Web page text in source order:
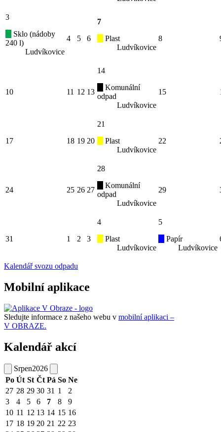
3
Sklo (nádoby
240 l)
Ludvíkovice
4 5 6
7
Plast
Ludvíkovice
8
10 11 12 13
14
Komunální
odpad
Ludvíkovice
15
17 18 19 20
21
Plast
Ludvíkovice
22
24 25 26 27
28
Komunální
odpad
Ludvíkovice
29
31 1 2 3
4
Plast
Ludvíkovice
5
Papír
Ludvíkovice
Kalendář svozu odpadu
Mobilní aplikace
Sledujte informace z našeho webu v mobilní aplikaci –
V OBRAZE.
Kalendář akcí
Srpen2026
Po Út St Čt Pá So Ne
27 28 29 30 31 1
2
3
4 5 6 7 8
9
10 11 12 13 14 15 16
17 18 19 20 21 22 23